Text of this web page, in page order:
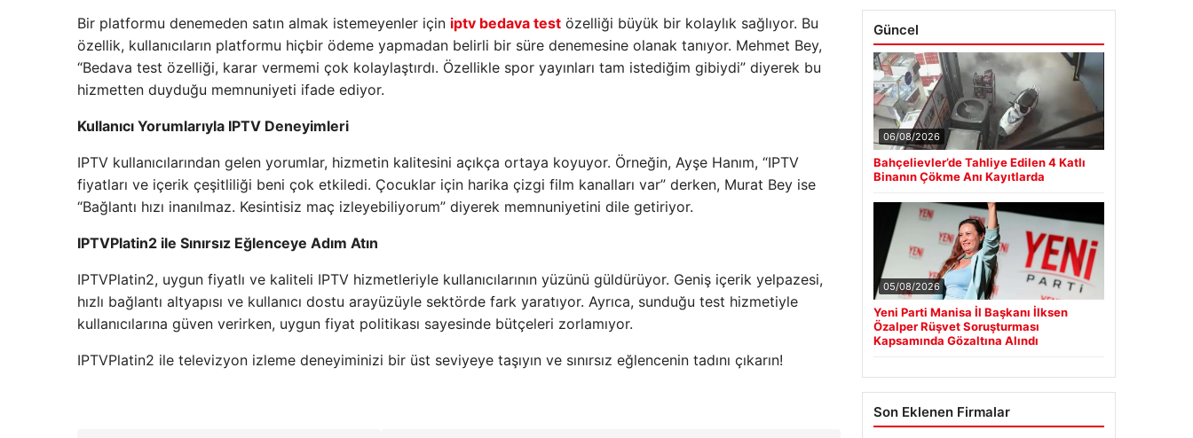
Bir platformu denemeden satın almak istemeyenler için iptv bedava test özelliği büyük bir kolaylık sağlıyor. Bu
özellik, kullanıcıların platformu hiçbir ödeme yapmadan belirli bir süre denemesine olanak tanıyor. Mehmet Bey,
“Bedava test özelliği, karar vermemi çok kolaylaştırdı. Özellikle spor yayınları tam istediğim gibiydi” diyerek bu
hizmetten duyduğu memnuniyeti ifade ediyor.
Kullanıcı Yorumlarıyla IPTV Deneyimleri
IPTV kullanıcılarından gelen yorumlar, hizmetin kalitesini açıkça ortaya koyuyor. Örneğin, Ayşe Hanım, “IPTV
fiyatları ve içerik çeşitliliği beni çok etkiledi. Çocuklar için harika çizgi film kanalları var” derken, Murat Bey ise
“Bağlantı hızı inanılmaz. Kesintisiz maç izleyebiliyorum” diyerek memnuniyetini dile getiriyor.
IPTVPlatin2 ile Sınırsız Eğlenceye Adım Atın
IPTVPlatin2, uygun fiyatlı ve kaliteli IPTV hizmetleriyle kullanıcılarının yüzünü güldürüyor. Geniş içerik yelpazesi,
hızlı bağlantı altyapısı ve kullanıcı dostu arayüzüyle sektörde fark yaratıyor. Ayrıca, sunduğu test hizmetiyle
kullanıcılarına güven verirken, uygun fiyat politikası sayesinde bütçeleri zorlamıyor.
IPTVPlatin2 ile televizyon izleme deneyiminizi bir üst seviyeye taşıyın ve sınırsız eğlencenin tadını çıkarın!
Güncel
06/08/2026
Bahçelievler’de Tahliye Edilen 4 Katlı
Binanın Çökme Anı Kayıtlarda
05/08/2026
Yeni Parti Manisa İl Başkanı İlksen
Özalper Rüşvet Soruşturması
Kapsamında Gözaltına Alındı
Son Eklenen Firmalar